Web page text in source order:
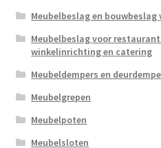
Meubelbeslag en bouwbeslag
Meubelbeslag voor
winkelinrichting en catering
Meubeldempers en
Meubelgrepen
Meubelpoten
Meubelsloten